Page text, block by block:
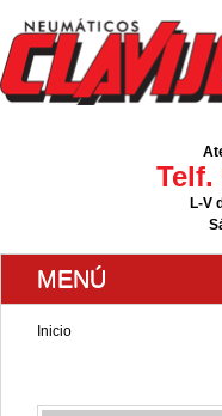
Telf.
L-V
MENÚ
Inicio